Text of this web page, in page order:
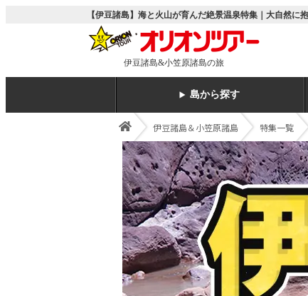
【伊豆諸島】海と火山が育んだ絶景温泉特集｜大自然に
伊豆諸島&小笠原諸島の旅
島から探す
伊豆諸島＆小笠原諸島 特集一覧